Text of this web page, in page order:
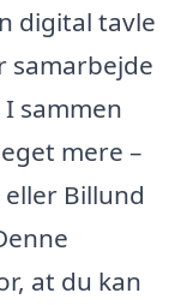
digital tavle
samarbejde
sammen
mere –
Billund
at du kan